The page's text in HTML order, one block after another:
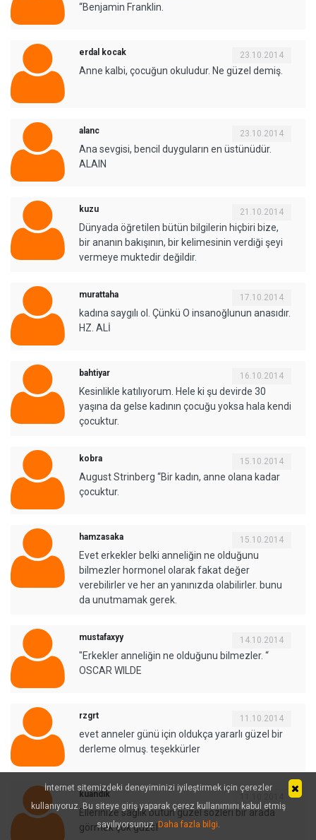
“Benjamin Franklin.
erdal kocak 23.10.2014
Anne kalbi, çocuğun okuludur. Ne güzel demiş.
alanc 23.10.2014
Ana sevgisi, bencil duyguların en üstünüdür.
ALAIN
kuzu 21.10.2014
Dünyada öğretilen bütün bilgilerin hiçbiri bize,
bir ananın bakışının, bir kelimesinin verdiği şeyi
vermeye muktedir değildir.
murattaha 17.10.2014
kadına saygılı ol. Çünkü O insanoğlunun anasıdır.
HZ. ALİ
bahtiyar 16.10.2014
Kesinlikle katılıyorum. Hele ki şu devirde 30
yaşına da gelse kadının çocuğu yoksa hala kendi
çocuktur.
kobra 15.10.2014
August Strinberg “Bir kadın, anne olana kadar
çocuktur.
hamzasaka 15.10.2014
Evet erkekler belki anneliğin ne olduğunu
bilmezler hormonel olarak fakat değer
verebilirler ve her an yanınızda olabilirler. bunu
da unutmamak gerek.
mustafaxyy 14.10.2014
"Erkekler anneliğin ne olduğunu bilmezler. “
OSCAR WILDE
rzgrt 11.10.2014
evet anneler günü için oldukça yararlı güzel bir
derleme olmuş. teşekkürler
kuandık
Ellerinize sağlık bütün güzel sözleri bir arada
görmek çok güzel
İnternet sitemizdeki deneyiminizi iyileştirmek için çerezler
kullanıyoruz. Bu siteye giriş yaparak çerez kullanımını kabul etmiş
sayılıyorsunuz. Daha fazla bilgi.